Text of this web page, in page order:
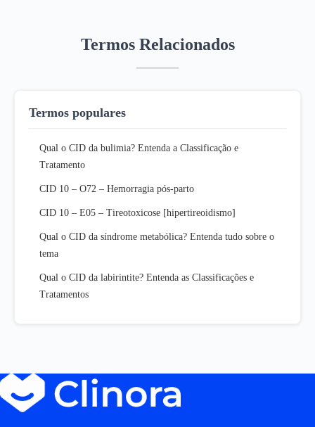
Termos Relacionados
Termos populares
Qual o CID da bulimia? Entenda a Classificação e
Tratamento
CID 10 – O72 – Hemorragia pós-parto
CID 10 – E05 – Tireotoxicose [hipertireoidismo]
Qual o CID da síndrome metabólica? Entenda tudo sobre o
tema
Qual o CID da labirintite? Entenda as Classificações e
Tratamentos